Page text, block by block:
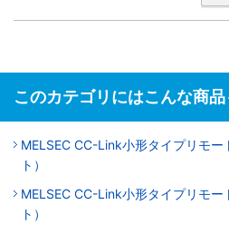
このカテゴリにはこんな商品
MELSEC CC-Link小形タイプリモ
ト）
MELSEC CC-Link小形タイプリモ
ト）